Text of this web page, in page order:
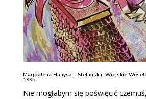
Magdalena Hanysz – Stefańska, Wiejskie
1995
Nie mogłabym się poświęcić